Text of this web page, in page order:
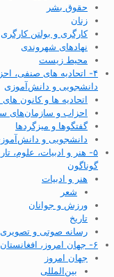
حقوق بشر
زنان
کارگری و بولتن کارگری
نهادهای شهروندی
محیط زیست
۴- اتحادیه های صنفی،
دانشجویی و دانش‌آموزی
اتحادیه ها و کانون
احزاب و سازمان‌های
گفتگوها و میزگردها
دانشجویی و
۵- هنر و ادبیات، علوم،
گوناگون
هنر و ادبیات
شعر
ورزش و جوانان
تاریخ
رسانه صوتی و تصویری
۶- جهان امروز، افغانستان، پیرامون ایران، و نظرات شما
جهان امروز
بین‌المللی